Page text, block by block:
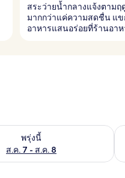
สระว่ายน้ำกลางแจ้งตาม
มากกว่าแค่ความสดชื่น แ
อาหารแสนอร่อยที่ร้านอา
พรุ่งนี้
ส.ค. 7 - ส.ค. 8
นห้องพักว่างในพรุ่งนี้ ส.ค. 7
ต